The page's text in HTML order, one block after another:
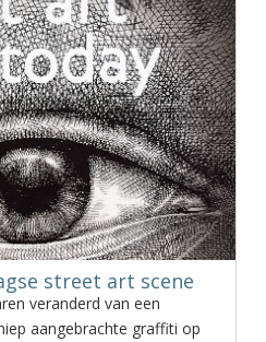
street art scene
veranderd van een
aangebrachte graffiti op